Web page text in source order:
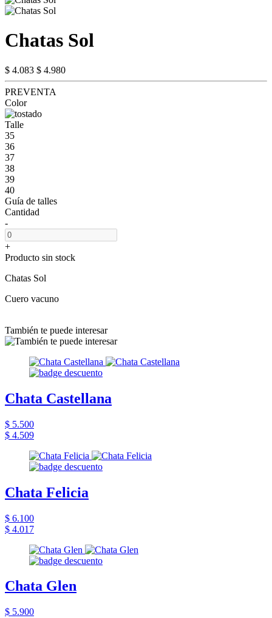
Chatas Sol
$ 4.083 $ 4.980
PREVENTA
Color
Talle
35
36
37
38
39
40
Guía de talles
Cantidad
-
+
Producto sin stock
Chatas Sol
Cuero vacuno
También te puede interesar
Chata Castellana
$ 5.500
$ 4.509
Chata Felicia
$ 6.100
$ 4.017
Chata Glen
$ 5.900